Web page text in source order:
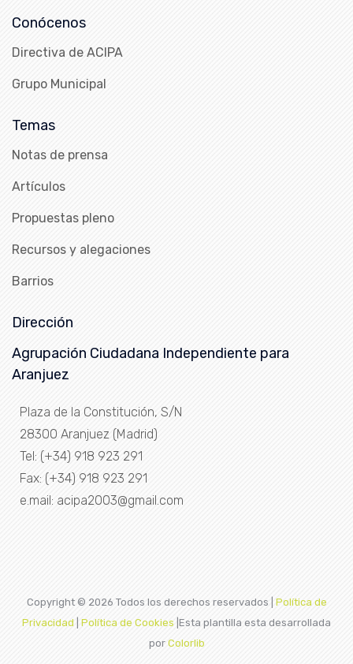
Conócenos
Directiva de ACIPA
Grupo Municipal
Temas
Notas de prensa
Artículos
Propuestas pleno
Recursos y alegaciones
Barrios
Dirección
Agrupación Ciudadana Independiente para
Aranjuez
Plaza de la Constitución, S/N
28300 Aranjuez (Madrid)
Tel: (+34) 918 923 291
Fax: (+34) 918 923 291
e.mail: acipa2003@gmail.com
Copyright © 2026 Todos los derechos reservados | Política de
Privacidad
Política de Cookies |Esta plantilla esta desarrollada
por Colorlib